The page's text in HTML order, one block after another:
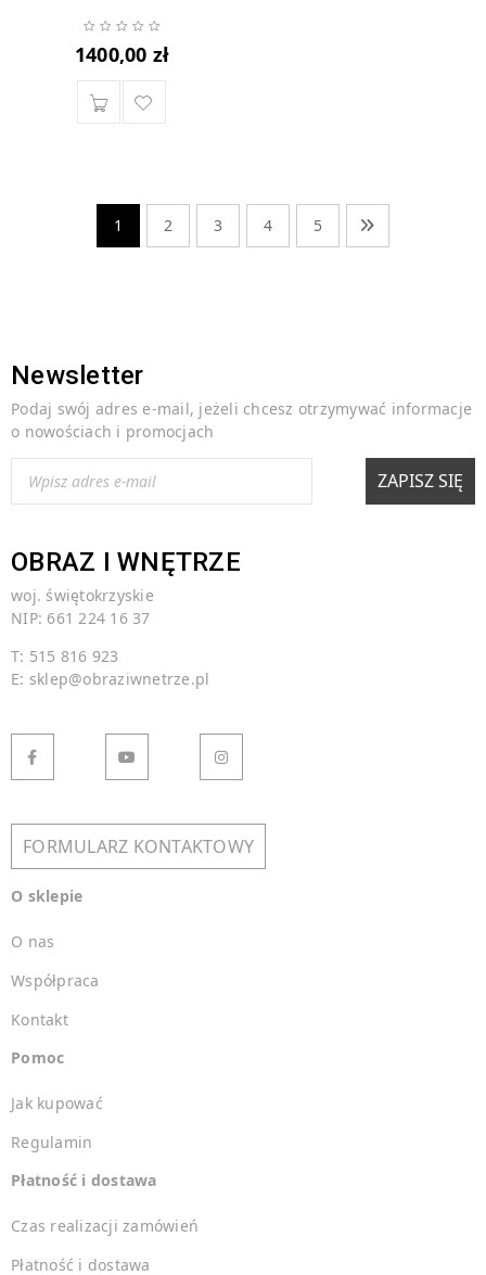
1400,00 zł
1 2 3 4 5
Newsletter
Podaj swój adres e-mail, jeżeli chcesz otrzymywać informacje
o nowościach i promocjach
OBRAZ I WNĘTRZE
woj. świętokrzyskie
NIP: 661 224 16 37
T: 515 816 923
E: sklep@obraziwnetrze.pl
FORMULARZ KONTAKTOWY
O sklepie
O nas
Współpraca
Kontakt
Pomoc
Jak kupować
Regulamin
Płatność i dostawa
Czas realizacji zamówień
Płatność i dostawa